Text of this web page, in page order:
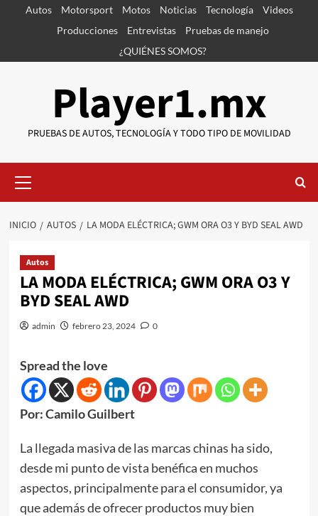
SaltarAutos Motorsport Motos Noticias Tecnología
Videos
Producciones
Entrevistas
Pruebas de manejo
¿QUIÉNES SOMOS?
Player1.mx
PRUEBAS DE AUTOS, TECNOLOGÍA Y TODO TIPO DE MOVILIDAD
primario
INICIO AUTOS LA MODA ELÉCTRICA; GWM ORA O3 Y BYD SEAL AWD
Autos
LA MODA ELÉCTRICA; GWM ORA O3 Y
BYD SEAL AWD
admin febrero 23, 2024 0
Spread the love
Por: Camilo Guilbert
La llegada masiva de las marcas chinas ha sido,
desde mi punto de vista benéfica en muchos
aspectos, principalmente para el consumidor, ya
que además de ofrecer productos muy bien